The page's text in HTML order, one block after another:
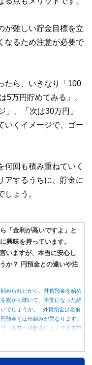
が難しい貯金目標を立
なるため注意が必要で
たら、いきなり「100
5万円貯めてみる」、
」、「次は30万円」
いくイメージで、ゴー
何回も積み重ねていく
アするうちに、貯金に
ょう。
「金利が高いですよ」と
興味を持っています。
いますが、本当に安心し
か？ 円預金との違いや注
められたから、外貨預金を始め
親から聞いて、不安になった経
でしょうか。 外貨預金は名前
預金とは仕組みが異なります。
、為替の値動きによって元本割